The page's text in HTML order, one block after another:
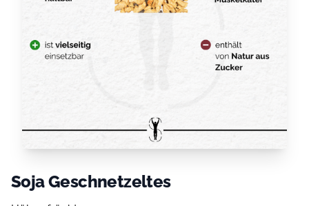
Soja Geschnetzeltes